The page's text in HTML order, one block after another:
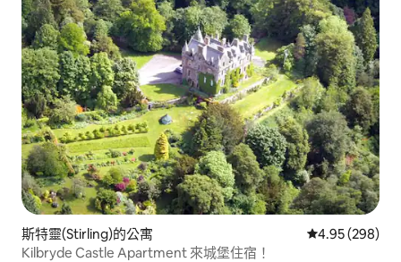
斯特靈(Stirling)的公寓 從 298 則評價
4.95 (298)
Kilbryde Castle Apartment 來城堡住宿！